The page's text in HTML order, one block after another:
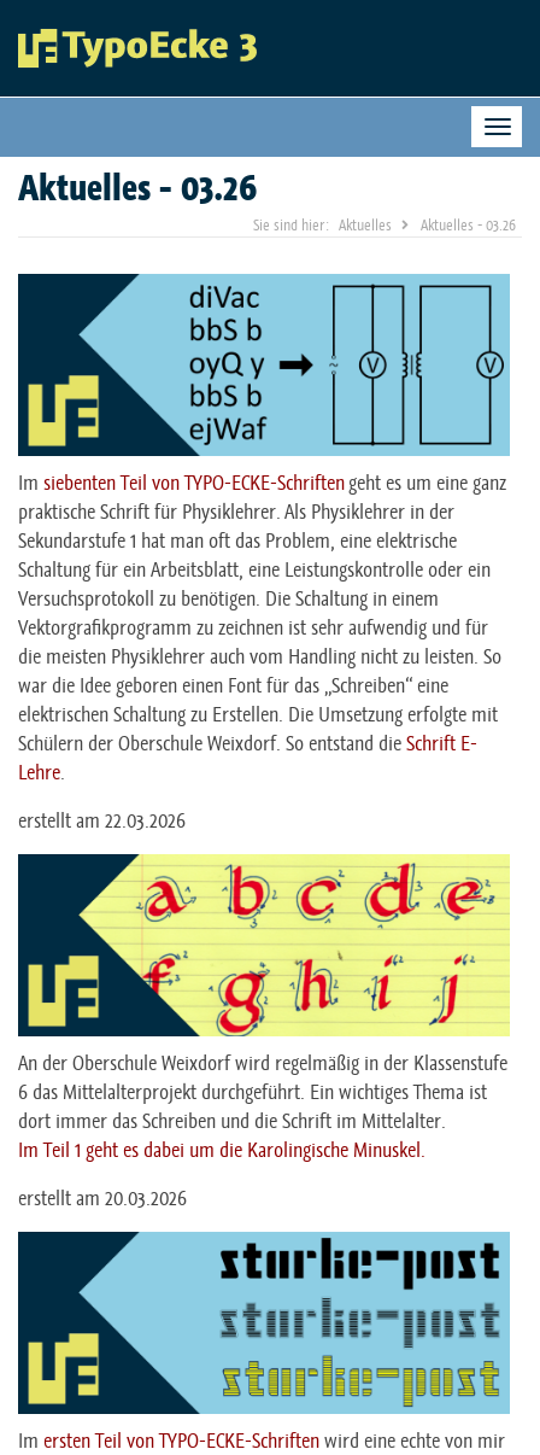
Aktuelles - 03.26
Aktuelles Aktuelles - 03.26
Im siebenten Teil von TYPO-ECKE-Schriftengeht es um eine ganz
praktische Schrift für Physiklehrer. Als Physiklehrer in der
Sekundarstufe 1 hat man oft das Problem, eine elektrische
Schaltung für ein Arbeitsblatt, eine Leistungskontrolle oder ein
Versuchsprotokoll zu benötigen. Die Schaltung in einem
Vektorgrafikprogramm zu zeichnen ist sehr aufwendig und für
die meisten Physiklehrer auch vom Handling nicht zu leisten. So
war die Idee geboren einen Font für das „Schreiben“ eine
elektrischen Schaltung zu Erstellen. Die Umsetzung erfolgte mit
Schülern der Oberschule Weixdorf. So entstand dieSchrift E-
Lehre.
erstellt am 22.03.2026
An der Oberschule Weixdorf wird regelmäßig in der Klassenstufe
6 das Mittelalterprojekt durchgeführt. Ein wichtiges Thema ist
dort immer das Schreiben und die Schrift im Mittelalter.
Im Teil 1 geht es dabei um die Karolingische Minuskel.
erstellt am 20.03.2026
Im ersten Teil von TYPO-ECKE-Schriftenwird eine echte von mir